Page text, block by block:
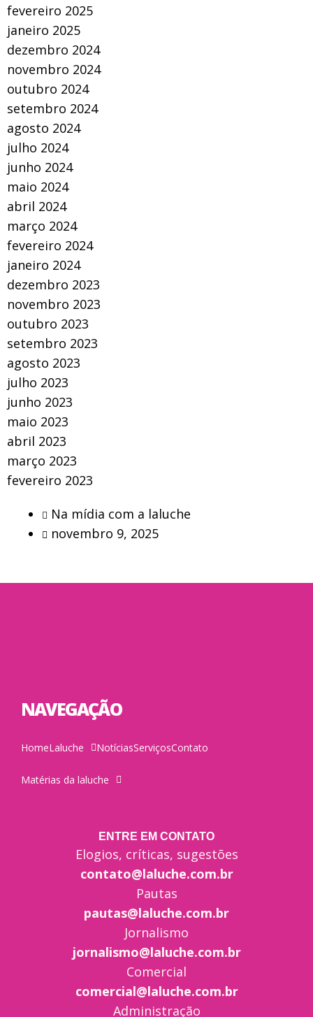
fevereiro 2025
janeiro 2025
dezembro 2024
novembro 2024
outubro 2024
setembro 2024
agosto 2024
julho 2024
junho 2024
maio 2024
abril 2024
março 2024
fevereiro 2024
janeiro 2024
dezembro 2023
novembro 2023
outubro 2023
setembro 2023
agosto 2023
julho 2023
junho 2023
maio 2023
abril 2023
março 2023
fevereiro 2023
Na mídia com a laluche
novembro 9, 2025
NAVEGAÇÃO
HomeLaluche NotíciasServiçosContato
Matérias da laluche
ENTRE EM CONTATO
Elogios, críticas, sugestões
contato@laluche.com.br
Pautas
pautas@laluche.com.br
Jornalismo
jornalismo@laluche.com.br
Comercial
comercial@laluche.com.br
Administração